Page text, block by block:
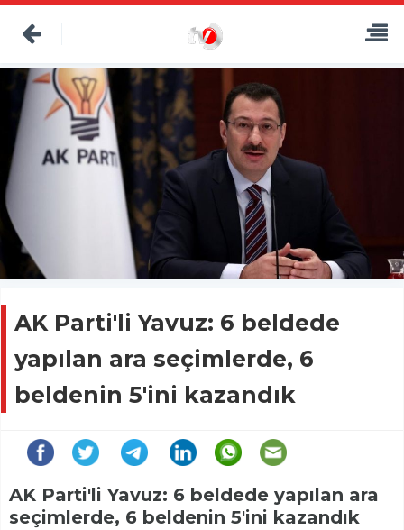
AK Parti'li Yavuz: 6 beldede
yapılan ara seçimlerde, 6
beldenin 5'ini kazandık
AK Parti'li Yavuz: 6 beldede yapılan ara
seçimlerde, 6 beldenin 5'ini kazandık